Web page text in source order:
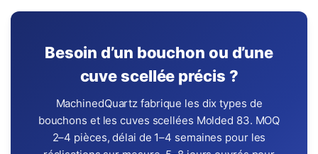
Besoin d’un bouchon ou d’une
cuve scellée précis ?
MachinedQuartz fabrique les dix types de
bouchons et les cuves scellées Molded 83. MOQ
2–4 pièces, délai de 1–4 semaines pour les